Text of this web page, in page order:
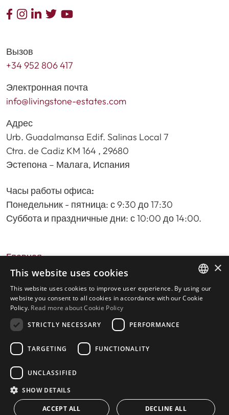
Вызов
+34 952 806 417
Электронная почта
info@livingstone-estates.com
Адрес
Urb. Guadalmansa Edif. Salinas Local 7
Ctra. de Cadiz KM 164 , 29680
Эстепона – Малага, Испания
Часы работы офиса:
Понедельник - пятница: с 9:30 до 17:30
Суббота и праздничные дни: с 10:00 до 14:00.
Главная
Поиск недвижимости
Пожалуйста, оставьте отзыв о нас
политика конфиденциальности
Политика использования файлов cookie
© 2026
Построено
ENGLISH
×
This website uses cookies
This website uses cookies to improve user experience. By using our
website you consent to all cookies in accordance with our Cookie
Policy. Read more about Cookie Policy
STRICTLY NECESSARY
PERFORMANCE
TARGETING FUNCTIONALITY
UNCLASSIFIED
SHOW DETAILS
ACCEPT ALL DECLINE ALL